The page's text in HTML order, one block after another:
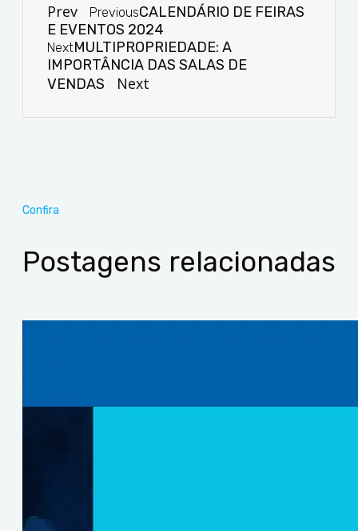
Prev PreviousCALENDÁRIO DE FEIRAS
E EVENTOS 2024
NextMULTIPROPRIEDADE: A
IMPORTÂNCIA DAS SALAS DE
VENDAS
Next
Confira
Postagens relacionadas